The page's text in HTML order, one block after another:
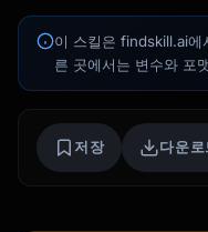
for taxes and
2. **Contribution
static portfolios
4. **Tax
federal tax
impact
이 스킬은 findskill.ai
른 곳에서는 변수와 포
저장 다운로
Kai